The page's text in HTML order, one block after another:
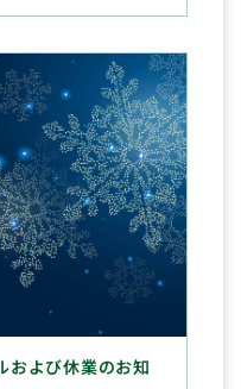
および休業のお知